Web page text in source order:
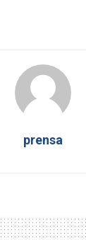
prensa